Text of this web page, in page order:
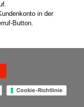
in der
Button.
Cookie-Richtlinie